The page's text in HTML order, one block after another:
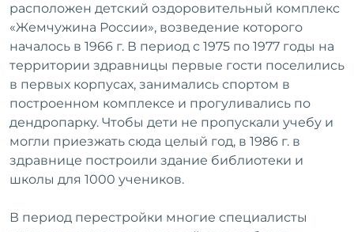
расположен детский оздоровительный комплекс
«Жемчужина России», возведение которого
началось в 1966 г. В период с 1975 по 1977 годы на
территории здравницы первые гости поселились
в первых корпусах, занимались спортом в
построенном комплексе и прогуливались по
дендропарку. Чтобы дети не пропускали учебу и
могли приезжать сюда целый год, в 1986 г. в
здравнице построили здание библиотеки и
школы для 1000 учеников.
В период перестройки многие специалисты